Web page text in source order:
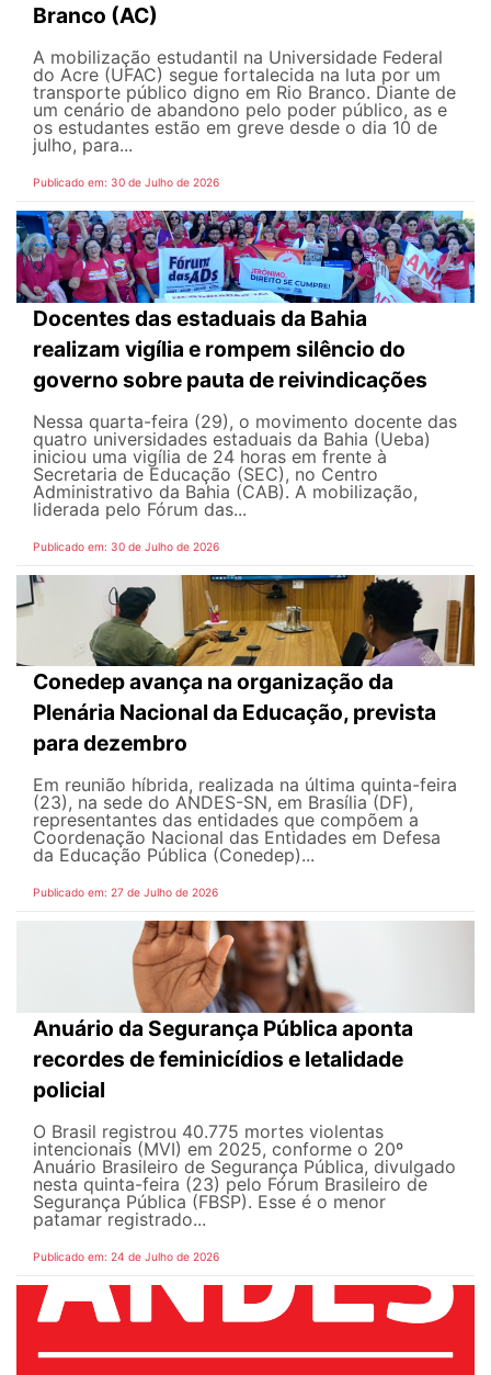
Branco (AC)
A mobilização estudantil na Universidade Federal
do Acre (UFAC) segue fortalecida na luta por um
transporte público digno em Rio Branco. Diante de
um cenário de abandono pelo poder público, as e
os estudantes estão em greve desde o dia 10 de
julho, para...
Publicado em: 30 de Julho de 2026
Docentes das estaduais da Bahia
realizam vigília e rompem silêncio do
governo sobre pauta de reivindicações
Nessa quarta-feira (29), o movimento docente das
quatro universidades estaduais da Bahia (Ueba)
iniciou uma vigília de 24 horas em frente à
Secretaria de Educação (SEC), no Centro
Administrativo da Bahia (CAB). A mobilização,
liderada pelo Fórum das...
Publicado em: 30 de Julho de 2026
Conedep avança na organização da
Plenária Nacional da Educação, prevista
para dezembro
Em reunião híbrida, realizada na última quinta-feira
(23), na sede do ANDES-SN, em Brasília (DF),
representantes das entidades que compõem a
Coordenação Nacional das Entidades em Defesa
da Educação Pública (Conedep)...
Publicado em: 27 de Julho de 2026
Anuário da Segurança Pública aponta
recordes de feminicídios e letalidade
policial
O Brasil registrou 40.775 mortes violentas
intencionais (MVI) em 2025, conforme o 20º
Anuário Brasileiro de Segurança Pública, divulgado
nesta quinta-feira (23) pelo Fórum Brasileiro de
Segurança Pública (FBSP). Esse é o menor
patamar registrado...
Publicado em: 24 de Julho de 2026